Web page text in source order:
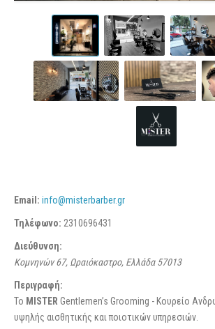
Email: info@misterbarber.gr
Τηλέφωνο: 2310696431
Διεύθυνση:
Κομνηνών 67, Ωραιόκαστρο, Ελλάδα 57013
Περιγραφή:
To MISTER Gentlemen’s Grooming - Κουρείο
υψηλής αισθητικής και ποιοτικών υπηρεσιών.